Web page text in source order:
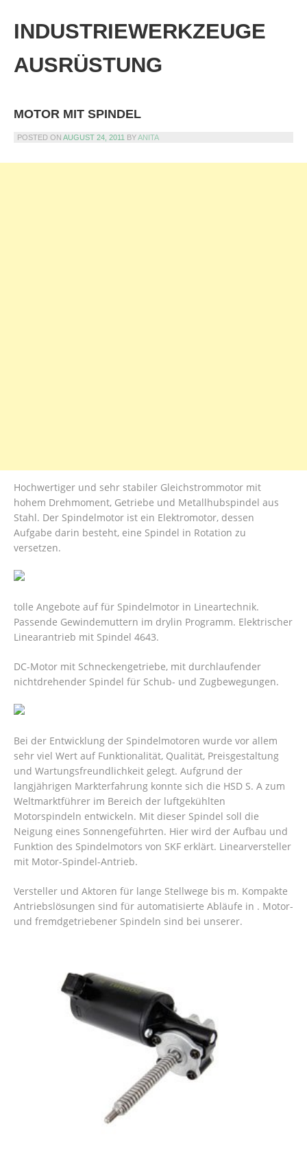
content
INDUSTRIEWERKZEUGE
AUSRÜSTUNG
MOTOR MIT SPINDEL
POSTED ON AUGUST 24, 2011 BYANITA
Hochwertiger und sehr stabiler Gleichstrommotor mit
hohem Drehmoment, Getriebe und Metallhubspindel aus
Stahl. Der Spindelmotor ist ein Elektromotor, dessen
Aufgabe darin besteht, eine Spindel in Rotation zu
versetzen.
tolle Angebote auf für Spindelmotor in Lineartechnik.
Passende Gewindemuttern im drylin Programm. Elektrischer
Linearantrieb mit Spindel 4643.
DC-Motor mit Schneckengetriebe, mit durchlaufender
nichtdrehender Spindel für Schub- und Zugbewegungen.
Bei der Entwicklung der Spindelmotoren wurde vor allem
sehr viel Wert auf Funktionalität, Qualität, Preisgestaltung
und Wartungsfreundlichkeit gelegt. Aufgrund der
langjährigen Markterfahrung konnte sich die HSD S. A zum
Weltmarktführer im Bereich der luftgekühlten
Motorspindeln entwickeln. Mit dieser Spindel soll die
Neigung eines Sonnengeführten. Hier wird der Aufbau und
Funktion des Spindelmotors von SKF erklärt. Linearversteller
mit Motor-Spindel-Antrieb.
Versteller und Aktoren für lange Stellwege bis m. Kompakte
Antriebslösungen sind für automatisierte Abläufe in . Motor-
und fremdgetriebener Spindeln sind bei unserer.